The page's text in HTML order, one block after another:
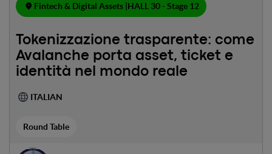
Fintech & Digital Assets | HALL 30 - Stage 12
Tokenizzazione trasparente: come
Avalanche porta asset, ticket e
identità nel mondo reale
ITALIAN
Round Table